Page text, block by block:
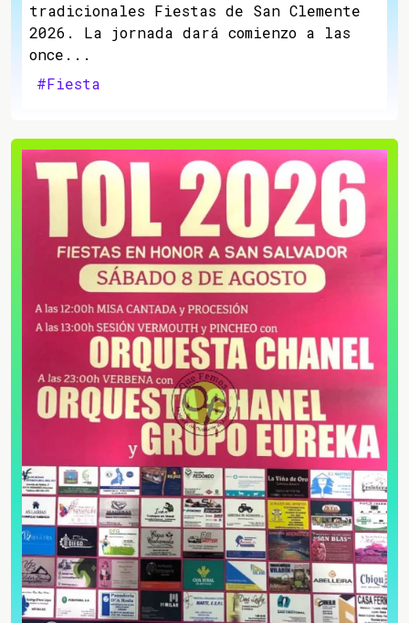
tradicionales Fiestas de San Clemente
2026. La jornada dará comienzo a las
once...
#Fiesta